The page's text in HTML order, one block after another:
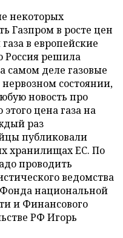
некоторых
Газпром в росте цен
в европейские
Россия решила
самом деле газовые
состоянии,
новость про
цена газа на
раз
публиковали
хранилищах ЕС. По
проводить
ведомства
Фонда национальной
и Финансового
РФ Игорь